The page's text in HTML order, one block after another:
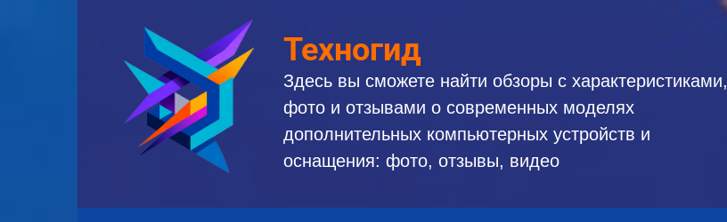
Техногид
Здесь вы сможете найти обзоры с характеристиками,
фото и отзывами о современных моделях
дополнительных компьютерных устройств и
оснащения: фото, отзывы, видео